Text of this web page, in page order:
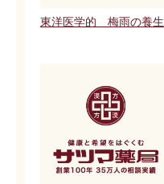
東洋医学的 梅雨の養生